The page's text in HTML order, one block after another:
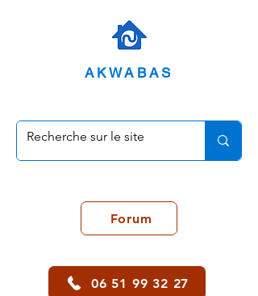
AKWABAS
Forum
06 51 99 32 27